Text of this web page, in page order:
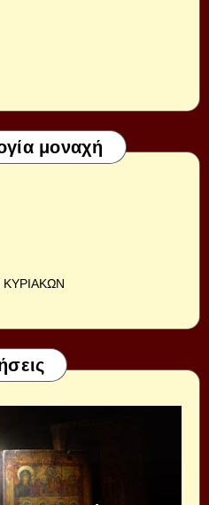
μοναχή
ΚΥΡΙΑΚΩΝ